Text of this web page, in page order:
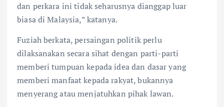
dan perkara ini tidak seharusnya dianggap luar
biasa di Malaysia,” katanya.
Fuziah berkata, persaingan politik perlu
dilaksanakan secara sihat dengan parti-parti
memberi tumpuan kepada idea dan dasar yang
memberi manfaat kepada rakyat, bukannya
menyerang atau menjatuhkan pihak lawan.